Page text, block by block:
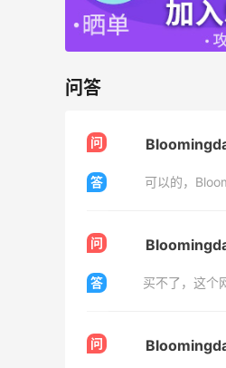
问答
问
答 可以的，
问
答 买不了，这个
问
30%返利
54人获得返利
5139人获得返利
Matte
亮亮的发夹再